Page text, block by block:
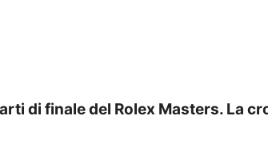
di finale del Rolex Masters. La